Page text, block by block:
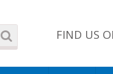
FIND US